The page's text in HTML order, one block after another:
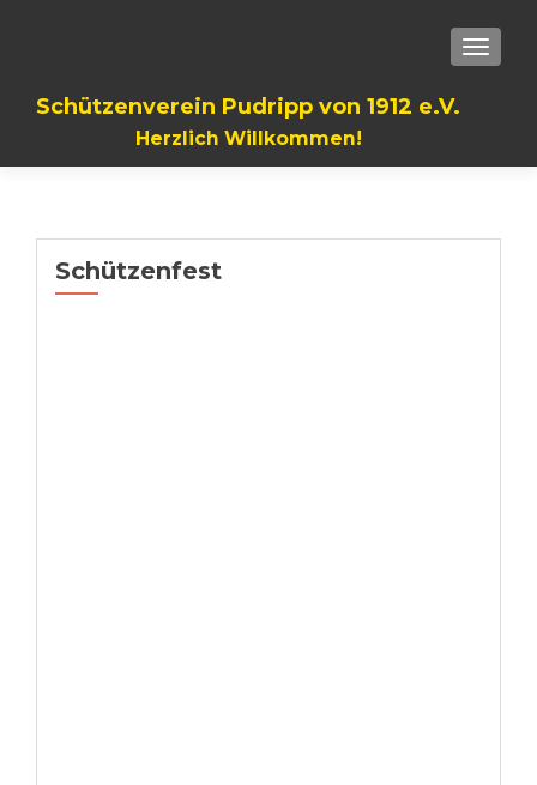
Schützenverein Pudripp von 1912 e.V.
Herzlich Willkommen!
Schützenfest